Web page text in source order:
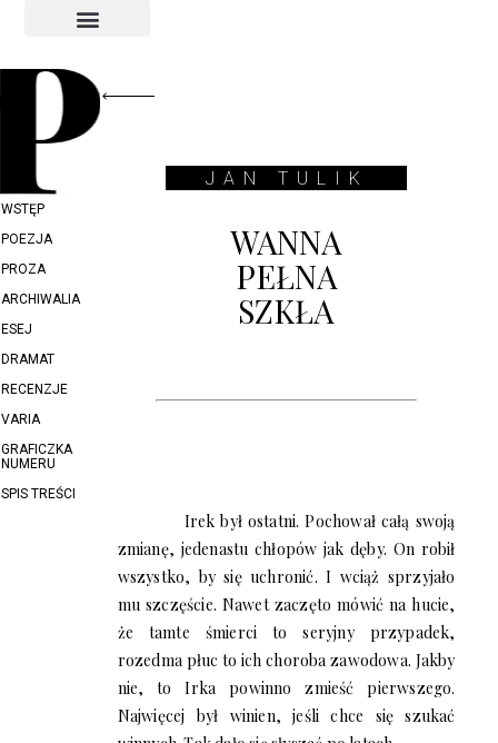
WSTĘP
POEZJA
PROZA
ARCHIWALIA
ESEJ
DRAMAT
RECENZJE
VARIA
GRAFICZKA
NUMERU
SPIS TREŚCI
JAN TULIK
WANNA
PEŁNA
SZKŁA
Irek był ostatni. Pochował całą swoją
zmianę, jedenastu chłopów jak dęby. On robił
wszystko, by się uchronić. I wciąż sprzyjało
mu szczęście. Nawet zaczęto mówić na hucie,
że tamte śmierci to seryjny przypadek,
rozedma płuc to ich choroba zawodowa. Jakby
nie, to Irka powinno zmieść pierwszego.
Najwięcej był winien, jeśli chce się szukać